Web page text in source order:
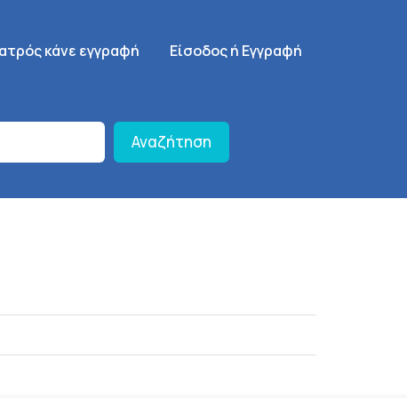
κάνε εγγραφή SignUp Menu
Είσοδος ή Εγγραφή
Αναζήτηση